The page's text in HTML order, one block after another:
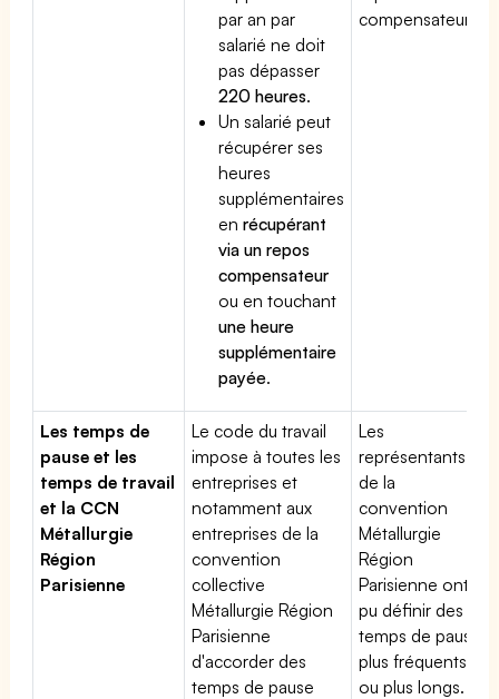
par an par
salarié ne doit
pas dépasser
220 heures.
Un salarié peut
récupérer ses
heures
supplémentaires
enrécupérant
via un repos
compensateur
ou en touchant
une heure
supplémentaire
payée.
compensateur.
Les temps de
pause et les
temps de travail
et la CCN
Métallurgie
Région
Parisienne
Le code du travail
impose à toutes les
entreprises et
notamment aux
entreprises de la
convention
collective
Métallurgie Région
Parisienne
d'accorder des
temps de pause
Les
représentants
de la
convention
Métallurgie
Région
Parisienne ont
pu définir des
temps de pause
plus fréquents
ou plus longs.